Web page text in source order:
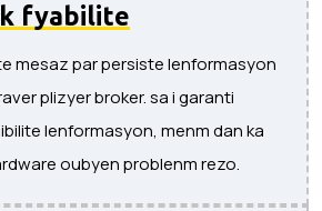
fyabilite
mesaz par persiste lenformasyon
plizyer broker. sa i garanti
lenformasyon, menm dan ka
oubyen problenm rezo.